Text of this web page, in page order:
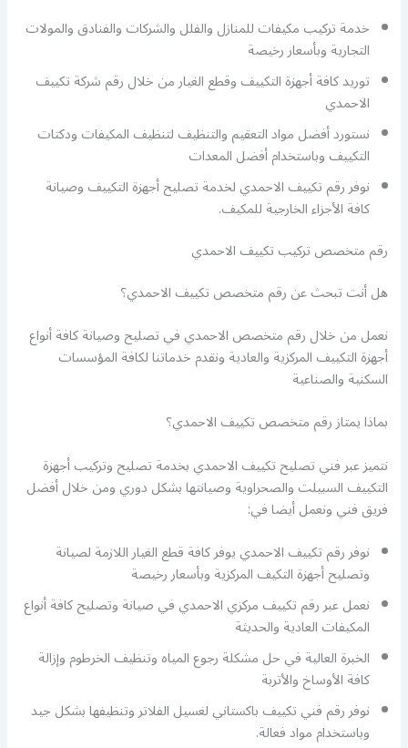
خدمة تركيب مكيفات للمنازل والفلل والشركات والفنادق والمولات
التجارية وبأسعار رخيصة
توريد كافة أجهزة التكييف وقطع الغيار من خلال رقم شركة تكييف
الاحمدي
نستورد أفضل مواد التعقيم والتنظيف لتنظيف المكيفات ودكتات
التكييف وباستخدام أفضل المعدات
نوفر رقم تكييف الاحمدي لخدمة تصليح أجهزة التكييف وصيانة
كافة الأجزاء الخارجية للمكيف.
رقم متخصص تركيب تكييف الاحمدي
هل أنت تبحث عن رقم متخصص تكييف الاحمدي؟
نعمل من خلال رقم متخصص الاحمدي في تصليح وصيانة كافة أنواع
أجهزة التكييف المركزية والعادية ونقدم خدماتنا لكافة المؤسسات
السكنية والصناعية
بماذا يمتاز رقم متخصص تكييف الاحمدي؟
نتميز عبر فني تصليح تكييف الاحمدي بخدمة تصليح وتركيب أجهزة
التكييف السبيلت والصحراوية وصيانتها بشكل دوري ومن خلال أفضل
فريق فني ونعمل أيضا في:
نوفر رقم تكييف الاحمدي يوفر كافة قطع الغيار اللازمة لصيانة
وتصليح أجهزة التكيف المركزية وبأسعار رخيصة
نعمل عبر رقم تكييف مركزي الاحمدي في صيانة وتصليح كافة أنواع
المكيفات العادية والحديثة
الخبرة العالية في حل مشكلة رجوع المياه وتنظيف الخرطوم وإزالة
كافة الأوساخ والأتربة
نوفر رقم فني تكييف باكستاني لغسيل الفلاتر وتنظيفها بشكل جيد
وباستخدام مواد فعالة.